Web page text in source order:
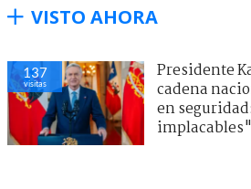
VISTO AHORA
137
visitas
Presidente
cadena
en
implacables"